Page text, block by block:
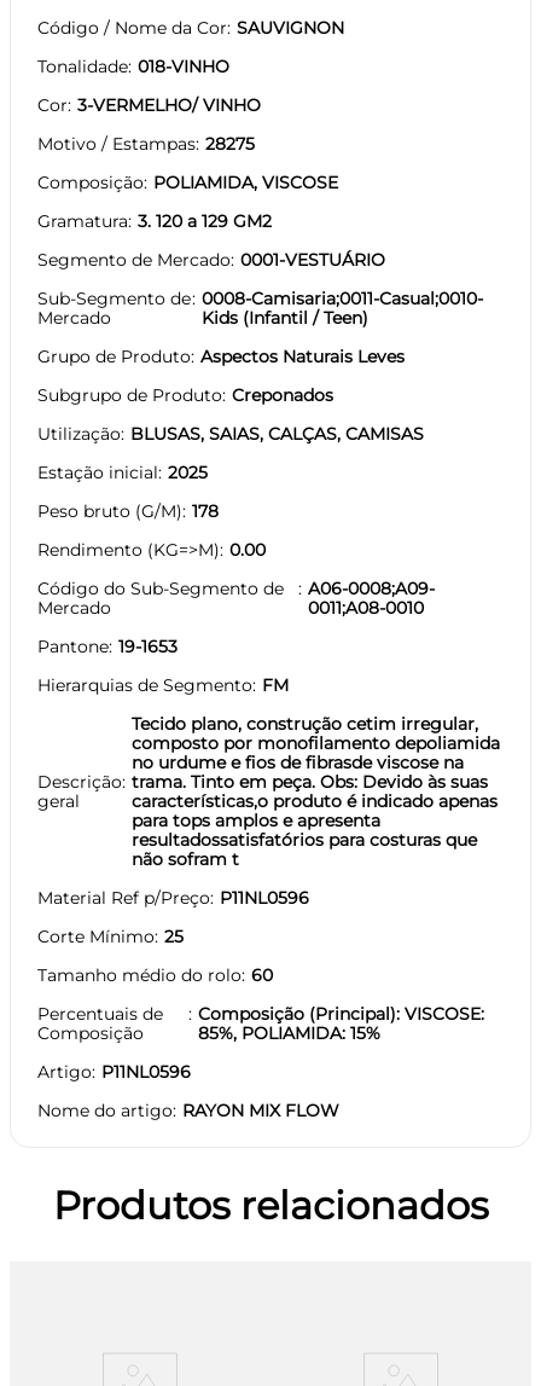
Código / Nome da Cor SAUVIGNON
Tonalidade 018-VINHO
Cor 3-VERMELHO/ VINHO
Motivo / Estampas 28275
Composição POLIAMIDA, VISCOSE
Gramatura 3. 120 a 129 GM2
Segmento de Mercado 0001-VESTUÁRIO
Sub-Segmento de
Mercado
0008-Camisaria;0011-Casual;0010-
Kids (Infantil / Teen)
Grupo de Produto Aspectos Naturais Leves
Subgrupo de Produto Creponados
Utilização BLUSAS, SAIAS, CALÇAS, CAMISAS
Estação inicial 2025
Peso bruto (G/M) 178
Rendimento (KG=>M) 0.00
Código do Sub-Segmento de
Mercado
A06-0008;A09-
0011;A08-0010
Pantone 19-1653
Hierarquias de Segmento FM
Descrição
geral
Tecido plano, construção cetim irregular,
composto por monofilamento depoliamida
no urdume e fios de fibrasde viscose na
trama. Tinto em peça. Obs: Devido às suas
características,o produto é indicado apenas
para tops amplos e apresenta
resultadossatisfatórios para costuras que
não sofram t
Material Ref p/Preço P11NL0596
Corte Mínimo 25
Tamanho médio do rolo 60
Percentuais de
Composição
Composição (Principal): VISCOSE:
85%, POLIAMIDA: 15%
Artigo P11NL0596
Nome do artigo RAYON MIX FLOW
Produtos relacionados